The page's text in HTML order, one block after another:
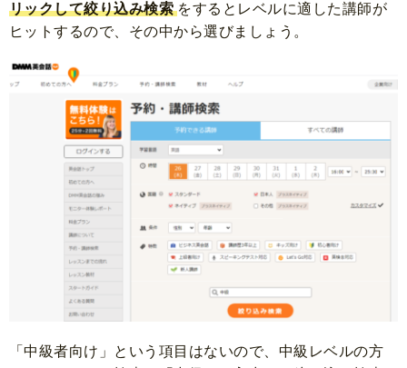
リックして絞り込み検索 をするとレベルに適した講師が
ヒットするので、その中から選びましょう。
「中級者向け」という項目はないので、中級レベルの方